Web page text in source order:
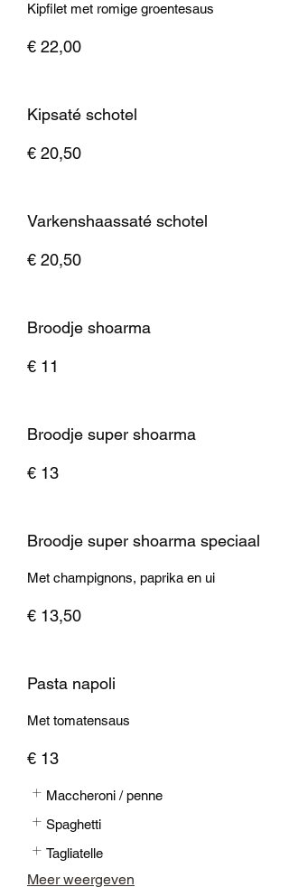
Kipfilet met romige groentesaus
€ 22,00
Kipsaté schotel
€ 20,50
Varkenshaassaté schotel
€ 20,50
Broodje shoarma
€ 11
Broodje super shoarma
€ 13
Broodje super shoarma speciaal
Met champignons, paprika en ui
€ 13,50
Pasta napoli
Met tomatensaus
€ 13
Maccheroni / penne
Spaghetti
Tagliatelle
Meer weergeven